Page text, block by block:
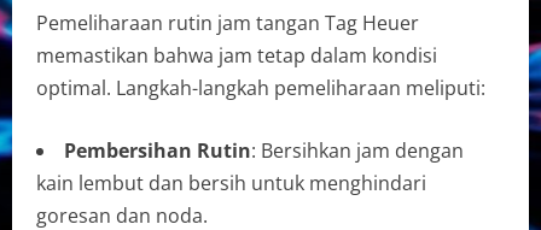
Pemeliharaan rutin jam tangan Tag Heuer
memastikan bahwa jam tetap dalam kondisi
optimal. Langkah-langkah pemeliharaan meliputi:
Pembersihan Rutin: Bersihkan jam dengan
kain lembut dan bersih untuk menghindari
goresan dan noda.